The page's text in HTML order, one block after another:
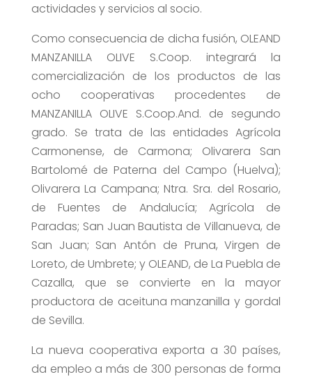
actividades y servicios al socio.
Como consecuencia de dicha fusión, OLEAND
MANZANILLA OLIVE S.Coop. integrará la
comercialización de los productos de las
ocho cooperativas procedentes de
MANZANILLA OLIVE S.Coop.And. de segundo
grado. Se trata de las entidades Agrícola
Carmonense, de Carmona; Olivarera San
Bartolomé de Paterna del Campo (Huelva);
Olivarera La Campana; Ntra. Sra. del Rosario,
de Fuentes de Andalucía; Agrícola de
Paradas; San Juan Bautista de Villanueva, de
San Juan; San Antón de Pruna, Virgen de
Loreto, de Umbrete; y OLEAND, de La Puebla de
Cazalla, que se convierte en la mayor
productora de aceituna manzanilla y gordal
de Sevilla.
La nueva cooperativa exporta a 30 países,
da empleo a más de 300 personas de forma